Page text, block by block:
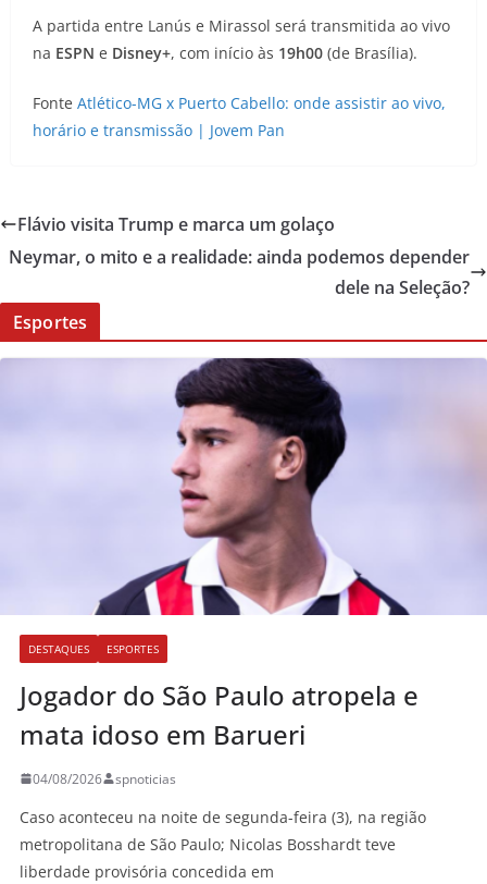
A partida entre Lanús e Mirassol será transmitida ao vivo
na ESPN e Disney+, com início às 19h00 (de Brasília).
Fonte Atlético-MG x Puerto Cabello: onde assistir ao vivo,
horário e transmissão | Jovem Pan
Flávio visita Trump e marca um golaço
Neymar, o mito e a realidade: ainda podemos depender
dele na Seleção?
Esportes
DESTAQUES ESPORTES
Jogador do São Paulo atropela e
mata idoso em Barueri
04/08/2026 spnoticias
Caso aconteceu na noite de segunda-feira (3), na região
metropolitana de São Paulo; Nicolas Bosshardt teve
liberdade provisória concedida em